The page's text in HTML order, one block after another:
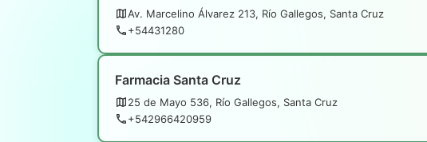
Av. Marcelino Álvarez 213, Río Gallegos, Santa Cruz
+54431280
Farmacia Santa Cruz
25 de Mayo 536, Río Gallegos, Santa Cruz
+542966420959